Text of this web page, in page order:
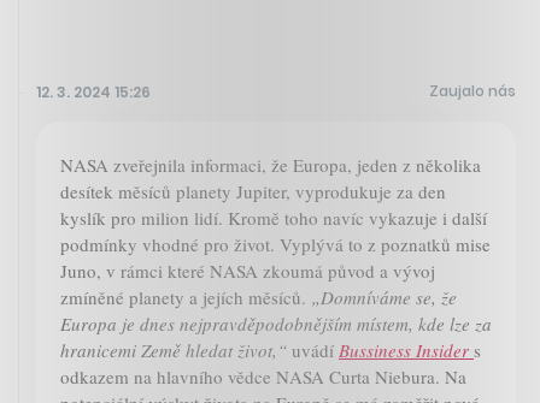
12. 3. 2024 15:26 Zaujalo nás
NASA zveřejnila informaci, že Europa, jeden z několika
desítek měsíců planety Jupiter, vyprodukuje za den
kyslík pro milion lidí. Kromě toho navíc vykazuje i další
podmínky vhodné pro život. Vyplývá to z poznatků mise
Juno, v rámci které NASA zkoumá původ a vývoj
zmíněné planety a jejích měsíců. „Domníváme se, že
Europa je dnes nejpravděpodobnějším místem, kde lze za
hranicemi Země hledat život,“ uvádí Bussiness Insider s
odkazem na hlavního vědce NASA Curta Niebura. Na